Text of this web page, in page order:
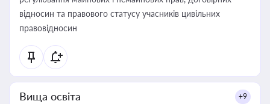
відносин та правового статусу учасників цивільних
правовідносин
Вища освіта +9